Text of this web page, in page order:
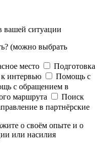
вашей ситуации
(можно выбрать
место
Подготовка
интервью
Помощь с
с обращением в
маршрута
Поиск
в партнёрские
о своём опыте и о
или насилия